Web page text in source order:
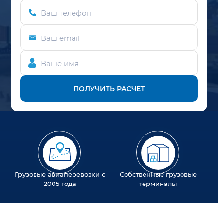
Ваш телефон
Ваш email
Ваше имя
ПОЛУЧИТЬ РАСЧЕТ
Грузовые авиаперевозки с
2005 года
Собственные грузовые
терминалы